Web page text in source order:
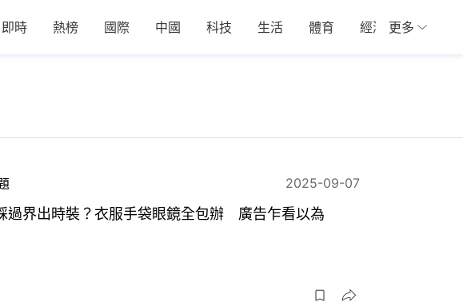
即時 熱榜 國際 中國 科技 生活 體育 經濟 01深圳
更多
2025-09-07
過界出時裝？衣服手袋眼鏡全包辦 廣告乍看以為